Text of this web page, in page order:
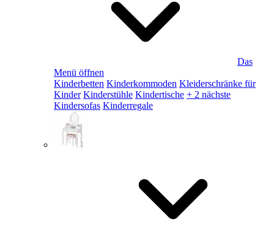
Das
Menü öffnen
Kinderbetten Kinderkommoden Kleiderschränke für
Kinder Kinderstühle Kindertische + 2 nächste
Kindersofas Kinderregale